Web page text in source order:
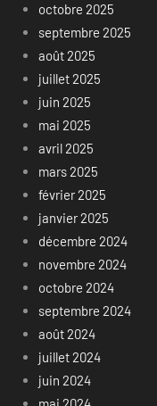
octobre 2025
septembre 2025
août 2025
juillet 2025
juin 2025
mai 2025
avril 2025
mars 2025
février 2025
janvier 2025
décembre 2024
novembre 2024
octobre 2024
septembre 2024
août 2024
juillet 2024
juin 2024